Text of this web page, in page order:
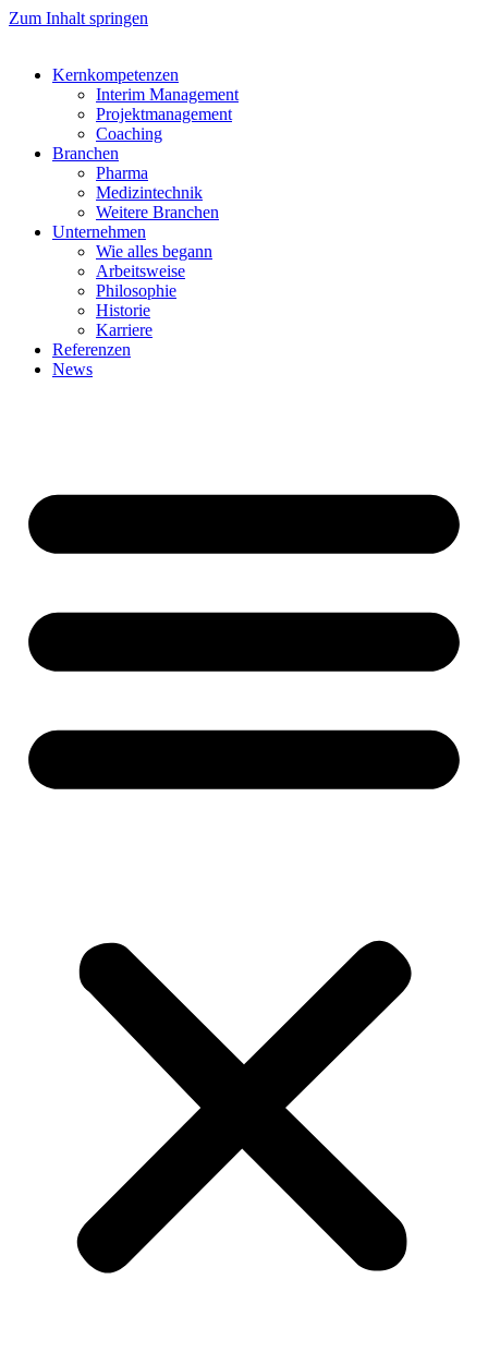
Zum Inhalt springen
Kernkompetenzen
Interim Management
Projektmanagement
Coaching
Branchen
Pharma
Medizintechnik
Weitere Branchen
Unternehmen
Wie alles begann
Arbeitsweise
Philosophie
Historie
Karriere
Referenzen
News